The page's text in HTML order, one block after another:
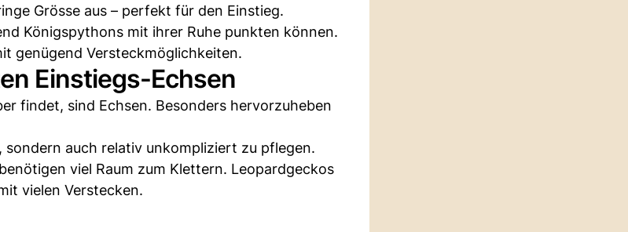
Grösse aus – perfekt für den Einstieg.
Königspythons mit ihrer Ruhe punkten können.
genügend Versteckmöglichkeiten.
Einstiegs-Echsen
findet, sind Echsen. Besonders hervorzuheben
auch relativ unkompliziert zu pflegen.
viel Raum zum Klettern. Leopardgeckos
vielen Verstecken.